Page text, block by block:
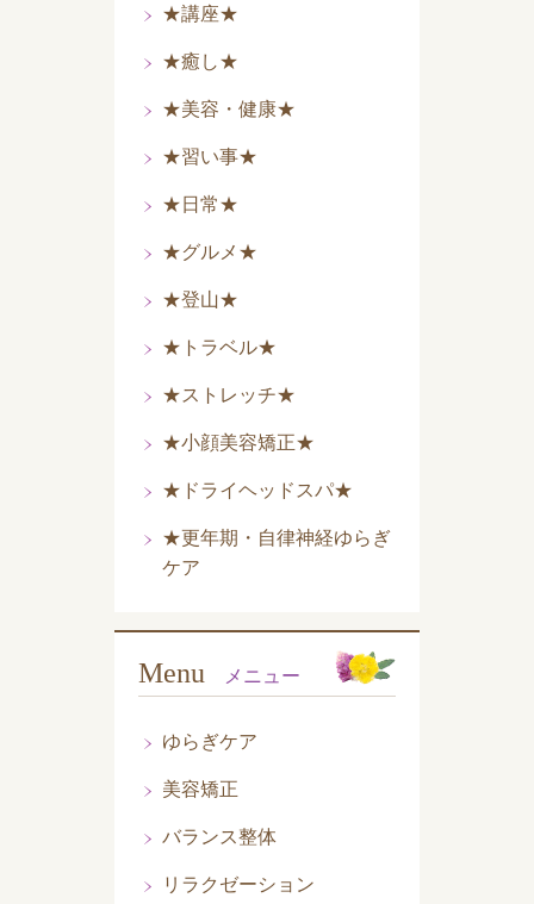
★講座★
★癒し★
★美容・健康★
★習い事★
★日常★
★グルメ★
★登山★
★トラベル★
★ストレッチ★
★小顔美容矯正★
★ドライヘッドスパ★
★更年期・自律神経ゆらぎ
ケア
Menu メニュー
ゆらぎケア
美容矯正
バランス整体
リラクゼーション